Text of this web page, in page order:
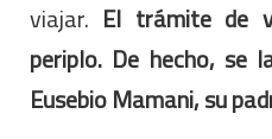
viajar. El trámite de
periplo. De hecho, se
Eusebio Mamani, su